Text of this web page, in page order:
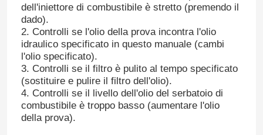
dell'iniettore di combustibile è stretto (premendo il
dado).
2. Controlli se l'olio della prova incontra l'olio
idraulico specificato in questo manuale (cambi
l'olio specificato).
3. Controlli se il filtro è pulito al tempo specificato
(sostituire e pulire il filtro dell'olio).
4. Controlli se il livello dell'olio del serbatoio di
combustibile è troppo basso (aumentare l'olio
della prova).